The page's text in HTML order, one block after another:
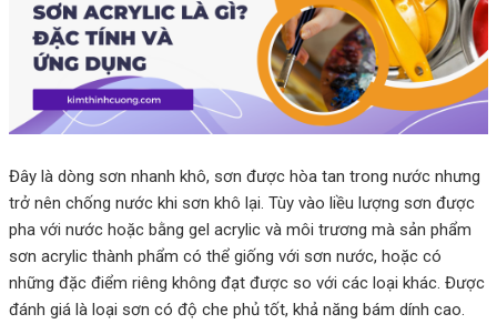
Đây là dòng sơn nhanh khô, sơn được hòa tan trong nước nhưng
trở nên chống nước khi sơn khô lại. Tùy vào liều lượng sơn được
pha với nước hoặc bằng gel acrylic và môi trương mà sản phẩm
sơn acrylic thành phẩm có thể giống với sơn nước, hoặc có
những đặc điểm riêng không đạt được so với các loại khác. Được
đánh giá là loại sơn có độ che phủ tốt, khả năng bám dính cao.